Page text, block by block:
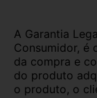
A Garantia
Consumidor, é
da compra e
do produto
o produto, o